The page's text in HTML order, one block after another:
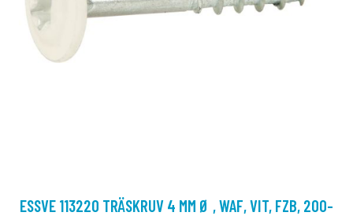
ESSVE 113220 TRÄSKRUV 4 MM Ø , WAF, VIT, FZB, 200-